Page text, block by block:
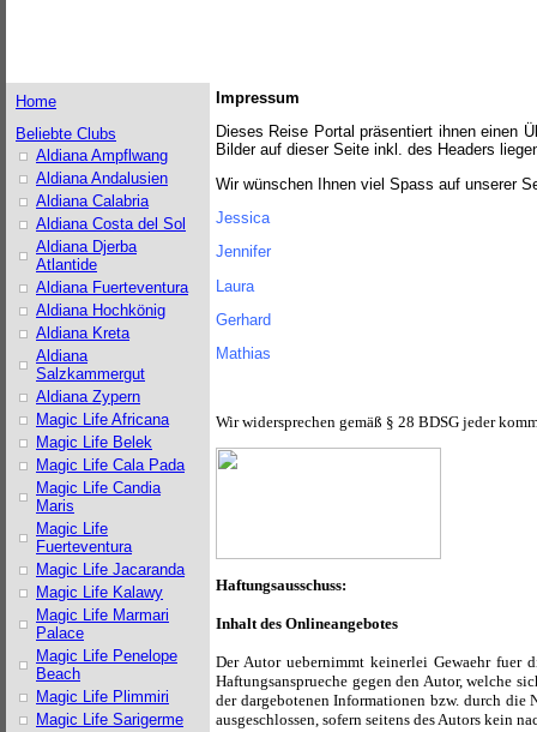
Home
Beliebte Clubs
Aldiana Ampflwang
Aldiana Andalusien
Aldiana Calabria
Aldiana Costa del Sol
Aldiana Djerba
Atlantide
Aldiana Fuerteventura
Aldiana Hochkönig
Aldiana Kreta
Aldiana
Salzkammergut
Aldiana Zypern
Magic Life Africana
Magic Life Belek
Magic Life Cala Pada
Magic Life Candia
Maris
Magic Life
Fuerteventura
Magic Life Jacaranda
Magic Life Kalawy
Magic Life Marmari
Palace
Magic Life Penelope
Beach
Magic Life Plimmiri
Magic Life Sarigerme
Impressum
Dieses Reise Portal präsentiert ihnen einen
Bilder auf dieser Seite inkl. des Headers
Wir wünschen Ihnen viel Spass auf unserer
Jessica
Jennifer
Laura
Gerhard
Mathias
Wir widersprechen gemäß § 28 BDSG jeder
Haftungsausschuss:
Inhalt des Onlineangebotes
Der Autor uebernimmt keinerlei Gewaehr fuer
Haftungsansprueche gegen den Autor, welche
der dargebotenen Informationen bzw. durch
ausgeschlossen, sofern seitens des Autors kein